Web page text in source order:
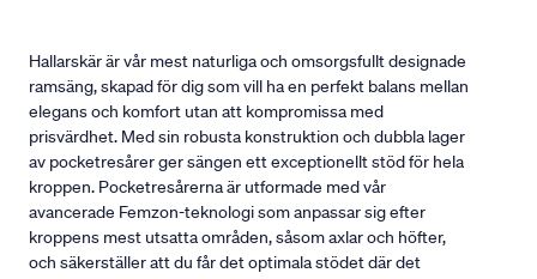
Hallarskär är vår mest naturliga och omsorgsfullt designade
ramsäng, skapad för dig som vill ha en perfekt balans mellan
elegans och komfort utan att kompromissa med
prisvärdhet. Med sin robusta konstruktion och dubbla lager
av pocketresårer ger sängen ett exceptionellt stöd för hela
kroppen. Pocketresårerna är utformade med vår
avancerade Femzon-teknologi som anpassar sig efter
kroppens mest utsatta områden, såsom axlar och höfter,
och säkerställer att du får det optimala stödet där det